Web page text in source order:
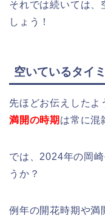
それでは続いては、
しょう！
空いているタイ
先ほどお伝えしたよ
満開の時期 は常に混
では、2024年の岡
うか？
例年の開花時期や満